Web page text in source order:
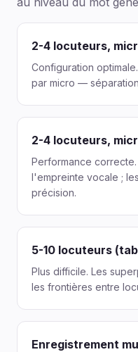
2-4 locuteurs,
Configuration
par micro —
2-4 locuteurs,
Performance
l'empreinte vocale ;
précision.
5-10 locuteurs
Plus difficile. Les
les frontières entre
Enregistrement